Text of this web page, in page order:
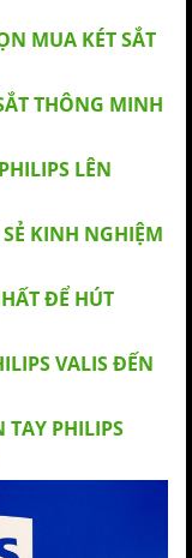
MUA KÉT SẮT
THÔNG MINH
LÊN
KINH NGHIỆM
ĐỂ HÚT
VALIS ĐẾN
TAY PHILIPS